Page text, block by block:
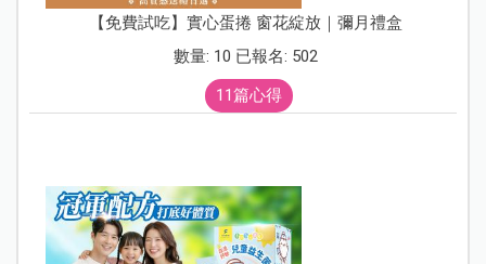
【免費試吃】實心蛋捲 窗花綻放｜彌月禮盒
數量: 10 已報名: 502
11篇心得